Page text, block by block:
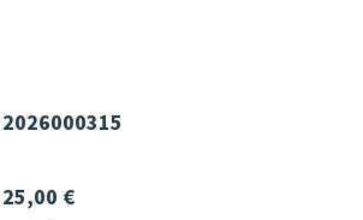
2026000315
25,00 €